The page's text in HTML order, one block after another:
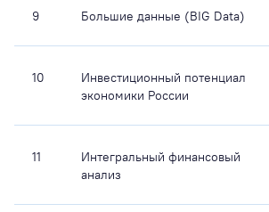
9 Большие данные (BIG Data)
10
Инвестиционный потенциал
экономики России
11
Интегральный финансовый
анализ